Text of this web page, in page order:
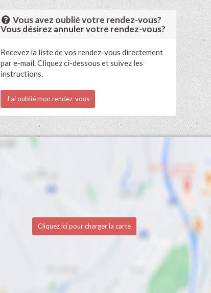
Vous avez oublié votre rendez-vous?
Vous désirez annuler votre rendez-vous?
Recevez la liste de vos rendez-vous directement
par e-mail. Cliquez ci-dessous et suivez les
instructions.
J'ai oublié mon rendez-vous
Cliquez ici pour charger la carte